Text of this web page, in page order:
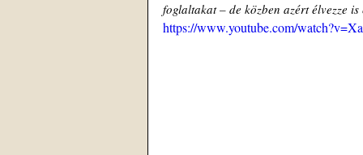
foglaltakat – de közben azért élvezze
https://www.youtube.com/